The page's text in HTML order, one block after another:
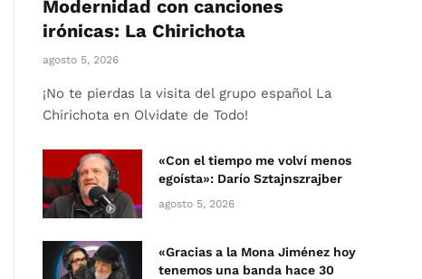
Modernidad con canciones
irónicas: La Chirichota
agosto 5, 2026
¡No te pierdas la visita del grupo español La
Chirichota en Olvidate de Todo!
«Con el tiempo me volví menos
egoísta»: Darío Sztajnszrajber
agosto 5, 2026
«Gracias a la Mona Jiménez hoy
tenemos una banda hace 30